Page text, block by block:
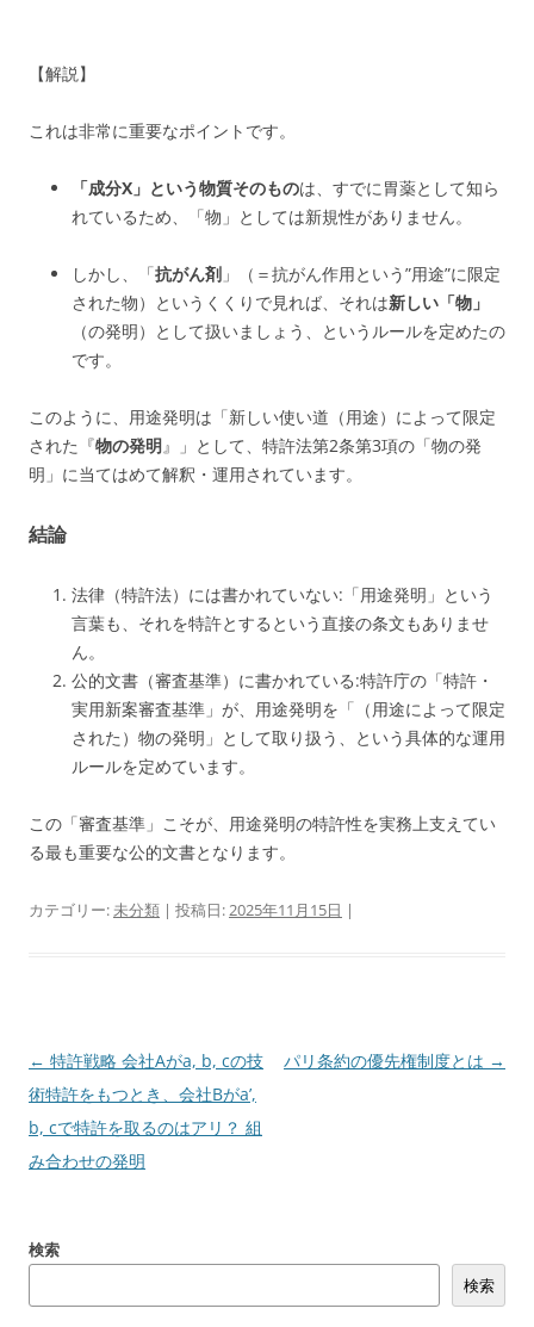
【解説】
これは非常に重要なポイントです。
「成分X」という物質そのものは、すでに胃薬として知ら
れているため、「物」としては新規性がありません。
しかし、「抗がん剤 」（＝抗がん作用という”用途”に限定
された物）というくくりで見れば、それは新しい「物」
（の発明）として扱いましょう、というルールを定めたの
です。
このように、用途発明は「新しい使い道（用途）によって限定
された『物の発明』」として、特許法第2条第3項の「物の発
明」に当てはめて解釈・運用されています。
結論
法律（特許法）には書かれていない:「用途発明」という
言葉も、それを特許とするという直接の条文もありませ
ん。
公的文書（審査基準）に書かれている:特許庁の「特許・
実用新案審査基準 」が、 用途発明を「（用途によって限定
された）物の発明」として取り扱う 、という具体的な運用
ルールを定めています。
この「審査基準」こそが、用途発明の特許性を実務上支えてい
る最も重要な公的文書となります。
カテゴリー:未分類 | 投稿日:2025年11月15日 |
投
稿
ナ
ビ
シ
← 特許戦略 会社Aがa, b, cの技
術特許をもつとき、会社Bがa’,
b, cで特許を取るのはアリ？ 組
み合わせの発明
パリ条約の優先権制度とは →
検索
検索